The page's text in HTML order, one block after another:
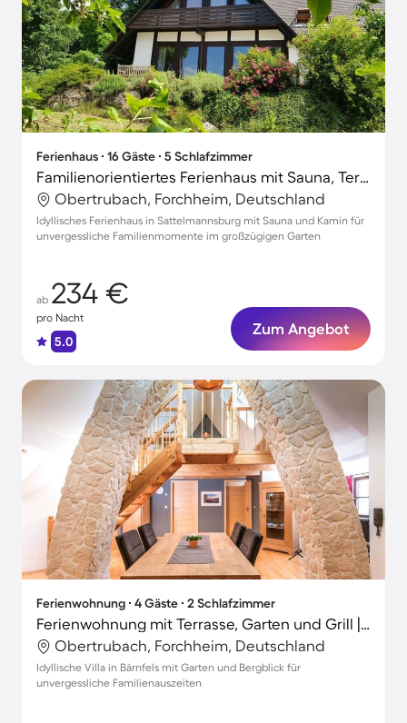
Ferienhaus ∙ 16 Gäste ∙ 5 Schlafzimmer
Familienorientiertes Ferienhaus mit Sauna, Terrasse und Grill | Panoramablick | Perfekt für die Arbeit von Zuhause
Obertrubach, Forchheim, Deutschland
Idyllisches Ferienhaus in Sattelmannsburg mit Sauna und Kamin für
unvergessliche Familienmomente im großzügigen Garten
ab 234 €
pro Nacht
5.0
Zum Angebot
Ferienwohnung ∙ 4 Gäste ∙ 2 Schlafzimmer
Ferienwohnung mit Terrasse, Garten und Grill | Bergblick
Obertrubach, Forchheim, Deutschland
Idyllische Villa in Bärnfels mit Garten und Bergblick für
unvergessliche Familienauszeiten